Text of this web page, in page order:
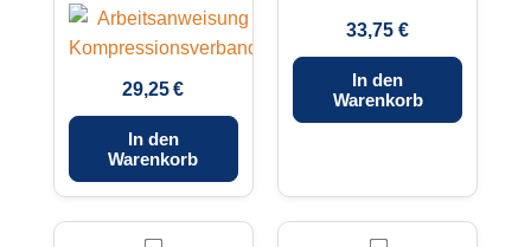
29,25 €
In den
Warenkorb
33,75 €
In den
Warenkorb